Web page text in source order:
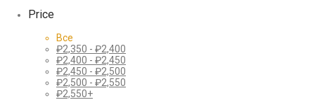
Price
Все
₽2,350 - ₽2,400
₽2,400 - ₽2,450
₽2,450 - ₽2,500
₽2,500 - ₽2,550
₽2,550+